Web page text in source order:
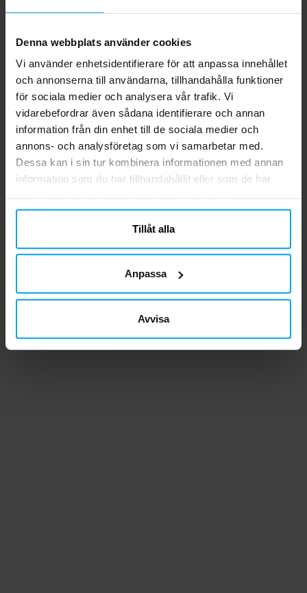
Denna webbplats använder cookies
Vi använder enhetsidentifierare för att anpassa innehållet
och annonserna till användarna, tillhandahålla funktioner
för sociala medier och analysera vår trafik. Vi
vidarebefordrar även sådana identifierare och annan
information från din enhet till de sociala medier och
annons- och analysföretag som vi samarbetar med.
Dessa kan i sin tur kombinera informationen med annan
information som du har tillhandahållit eller som de har
närsomhelst ändra ditt samtycke.
Tillåt alla
Anpassa
Avvisa